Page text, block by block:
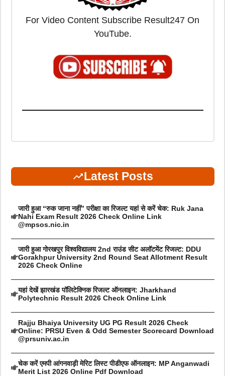
For Video Content Subscribe Result247 On
YouTube.
Latest Posts
जारी हुआ “रुक जाना नहीं” परीक्षा का रिजल्ट यहां से करें चेक: Ruk Jana
Nahi Exam Result 2026 Check Online Link
@mpsos.nic.in
जारी हुआ गोरखपुर विश्वविद्यालय 2nd राउंड सीट अलॉटमेंट रिजल्ट: DDU
Gorakhpur University 2nd Round Seat Allotment Result
2026 Check Online
यहां देखें झारखंड पॉलिटेक्निक रिजल्ट ऑनलाइन: Jharkhand
Polytechnic Result 2026 Check Online Link
Rajju Bhaiya University UG PG Result 2026 Check
Online: PRSU Even & Odd Semester Scorecard Download
@prsuniv.ac.in
चेक करें एमपी आंगनवाड़ी मेरिट लिस्ट पीडीएफ ऑनलाइन: MP Anganwadi
Merit List 2026 Online Pdf Download